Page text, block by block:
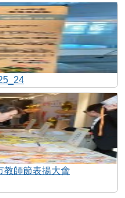
教師節表揚大會